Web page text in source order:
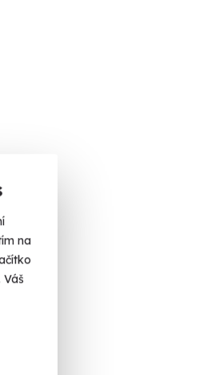
na